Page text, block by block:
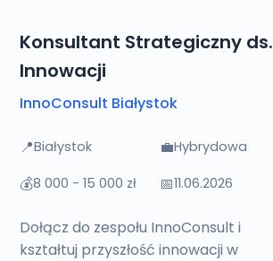
Konsultant Strategiczny ds.
Innowacji
InnoConsult Białystok
📍Białystok 💼Hybrydowa
💰8 000 - 15 000 zł 📅11.06.2026
Dołącz do zespołu InnoConsult i
kształtuj przyszłość innowacji w